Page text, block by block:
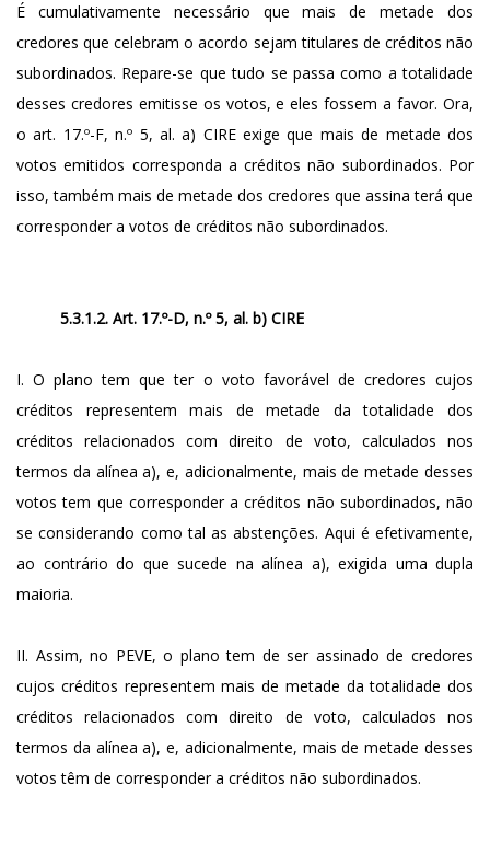
É cumulativamente necessário que mais de metade dos
credores que celebram o acordo sejam titulares de créditos não
subordinados. Repare-se que tudo se passa como a totalidade
desses credores emitisse os votos, e eles fossem a favor. Ora,
o art. 17.º-F, n.º 5, al. a) CIRE exige que mais de metade dos
votos emitidos corresponda a créditos não subordinados. Por
isso, também mais de metade dos credores que assina terá que
corresponder a votos de créditos não subordinados.
5.3.1.2. Art. 17.º-D, n.º 5, al. b) CIRE
I. O plano tem que ter o voto favorável de credores cujos
créditos representem mais de metade da totalidade dos
créditos relacionados com direito de voto, calculados nos
termos da alínea a), e, adicionalmente, mais de metade desses
votos tem que corresponder a créditos não subordinados, não
se considerando como tal as abstenções. Aqui é efetivamente,
ao contrário do que sucede na alínea a), exigida uma dupla
maioria.
II. Assim, no PEVE, o plano tem de ser assinado de credores
cujos créditos representem mais de metade da totalidade dos
créditos relacionados com direito de voto, calculados nos
termos da alínea a), e, adicionalmente, mais de metade desses
votos têm de corresponder a créditos não subordinados.